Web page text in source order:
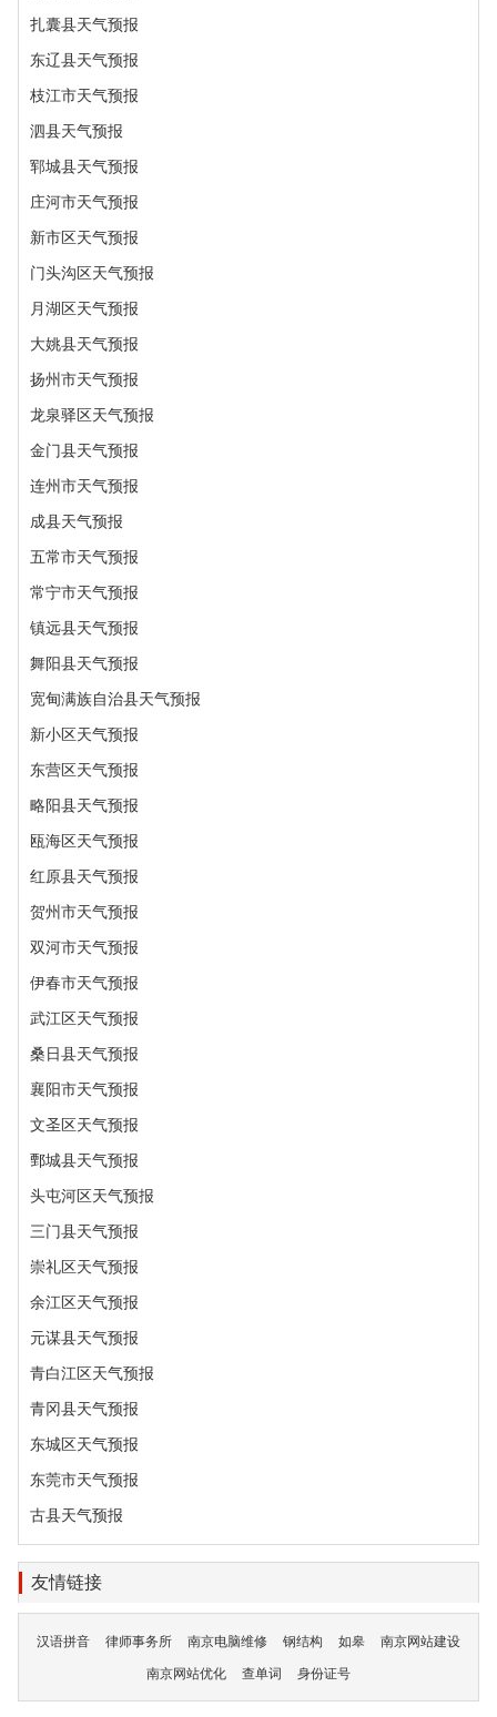
扎囊县天气预报
东辽县天气预报
枝江市天气预报
泗县天气预报
郓城县天气预报
庄河市天气预报
新市区天气预报
门头沟区天气预报
月湖区天气预报
大姚县天气预报
扬州市天气预报
龙泉驿区天气预报
金门县天气预报
连州市天气预报
成县天气预报
五常市天气预报
常宁市天气预报
镇远县天气预报
舞阳县天气预报
宽甸满族自治县天气预报
新小区天气预报
东营区天气预报
略阳县天气预报
瓯海区天气预报
红原县天气预报
贺州市天气预报
双河市天气预报
伊春市天气预报
武江区天气预报
桑日县天气预报
襄阳市天气预报
文圣区天气预报
鄄城县天气预报
头屯河区天气预报
三门县天气预报
崇礼区天气预报
余江区天气预报
元谋县天气预报
青白江区天气预报
青冈县天气预报
东城区天气预报
东莞市天气预报
古县天气预报
友情链接
汉语拼音 律师事务所 南京电脑维修 钢结构 如皋 南京网站建设
南京网站优化 查单词 身份证号